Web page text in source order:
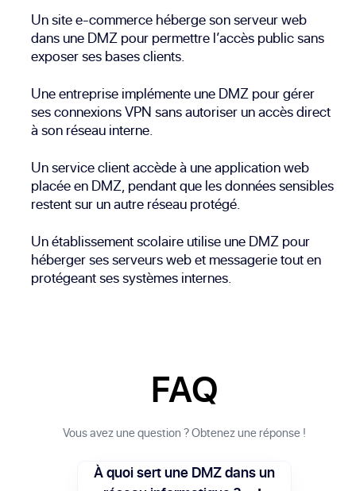
Un site e-commerce héberge son serveur web
dans une DMZ pour permettre l’accès public sans
exposer ses bases clients.
Une entreprise implémente une DMZ pour gérer
ses connexions VPN sans autoriser un accès direct
à son réseau interne.
Un service client accède à une application web
placée en DMZ, pendant que les données sensibles
restent sur un autre réseau protégé.
Un établissement scolaire utilise une DMZ pour
héberger ses serveurs web et messagerie tout en
protégeant ses systèmes internes.
FAQ
Vous avez une question ? Obtenez une réponse !
À quoi sert une DMZ dans un